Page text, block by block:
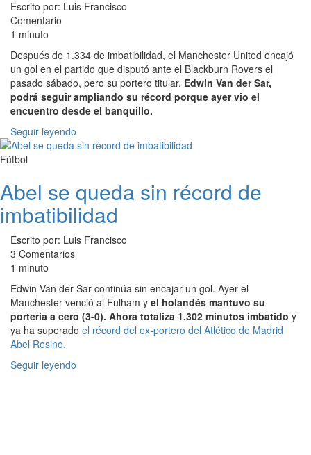
Escrito por: Luis Francisco
Comentario
1 minuto
Después de 1.334 de imbatibilidad, el Manchester United encajó
un gol en el partido que disputó ante el Blackburn Rovers el
pasado sábado, pero su portero titular, Edwin Van der Sar,
podrá seguir ampliando su récord porque ayer vio el
encuentro desde el banquillo.
Seguir leyendo
Fútbol
Abel se queda sin récord de
imbatibilidad
Escrito por: Luis Francisco
3 Comentarios
1 minuto
Edwin Van der Sar continúa sin encajar un gol. Ayer el
Manchester venció al Fulham y el holandés mantuvo su
portería a cero (3-0). Ahora totaliza 1.302 minutos imbatido y
ya ha superado el récord del ex-portero del Atlético de Madrid
Abel Resino.
Seguir leyendo